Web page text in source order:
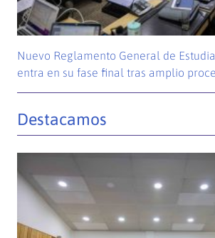
Nuevo Reglamento General de
entra en su fase final tras amplio
Destacamos